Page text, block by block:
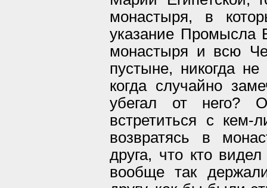
монастыря, в
указание Промысла
монастыря и всю
пустыне, никогда
когда случайно
убегал от него?
встретиться с
возвратясь в
друга, что кто
вообще так